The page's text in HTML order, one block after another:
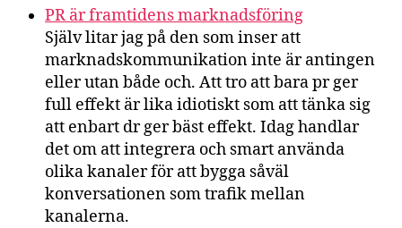
PR är framtidens marknadsföring
Själv litar jag på den som inser att
marknadskommunikation inte är antingen
eller utan både och. Att tro att bara pr ger
full effekt är lika idiotiskt som att tänka sig
att enbart dr ger bäst effekt. Idag handlar
det om att integrera och smart använda
olika kanaler för att bygga såväl
konversationen som trafik mellan
kanalerna.